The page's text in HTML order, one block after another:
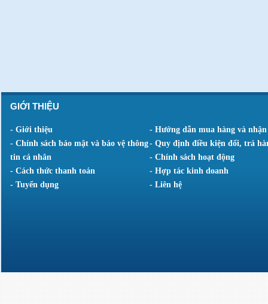
GIỚI THIỆU
- Giới thiệu
- Hướng dẫn mua hàng và
- Chính sách bảo mật và bảo vệ thông
tin cá nhân
- Quy định điều kiện đổi, trả
- Chính sách hoạt động
- Cách thức thanh toán
- Hợp tác kinh doanh
- Tuyển dụng
- Liên hệ